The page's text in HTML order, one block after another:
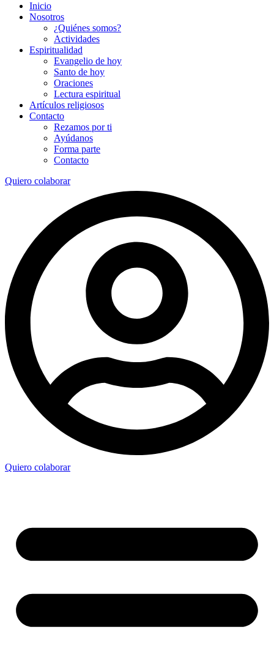
Inicio
Nosotros
¿Quiénes somos?
Actividades
Espiritualidad
Evangelio de hoy
Santo de hoy
Oraciones
Lectura espiritual
Artículos religiosos
Contacto
Rezamos por ti
Ayúdanos
Forma parte
Contacto
Quiero colaborar
Quiero colaborar